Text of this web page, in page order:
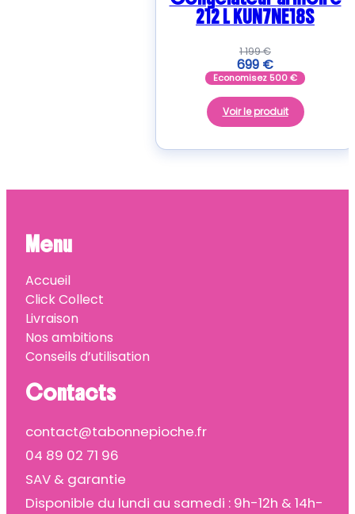
212 L KUN7NE18S
1 199€
699 €
Economisez 500€
Voir le produit
Menu
Accueil
Click Collect
Livraison
Nos ambitions
Conseils d’utilisation
Contacts
contact@tabonnepioche.fr
04 89 02 71 96
SAV & garantie
Disponible du lundi au samedi : 9h-12h & 14h-